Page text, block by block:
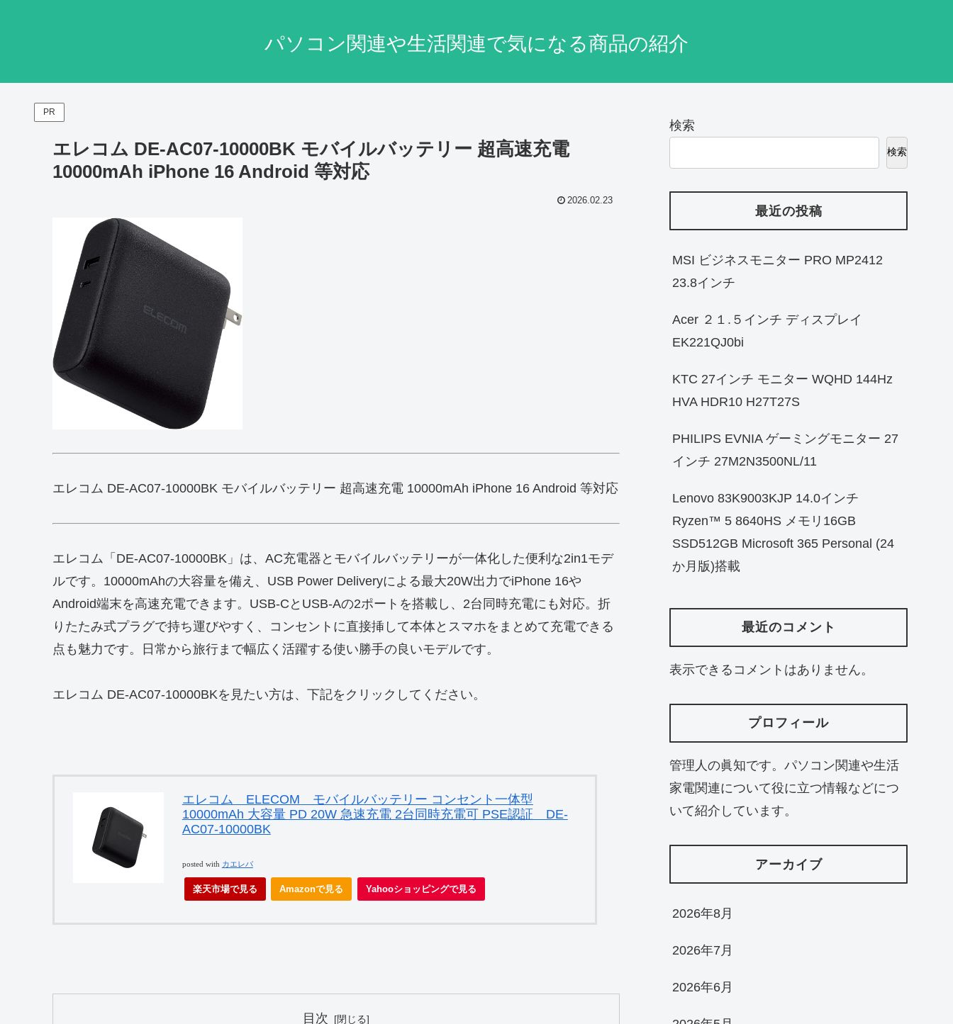
パソコン関連や生活関連で気になる商品の紹介
PR
エレコム DE-AC07-10000BK モバイルバッテリー 超高速充電
10000mAh iPhone 16 Android 等対応
2026.02.23
エレコム DE-AC07-10000BK モバイルバッテリー 超高速充電 10000mAh iPhone 16 Android 等対応
エレコム「DE-AC07-10000BK」は、AC充電器とモバイルバッテリーが一体化した便利な2in1モデ
ルです。10000mAhの大容量を備え、USB Power Deliveryによる最大20W出力でiPhone 16や
Android端末を高速充電できます。USB-CとUSB-Aの2ポートを搭載し、2台同時充電にも対応。折
りたたみ式プラグで持ち運びやすく、コンセントに直接挿して本体とスマホをまとめて充電できる
点も魅力です。日常から旅行まで幅広く活躍する使い勝手の良いモデルです。
エレコム DE-AC07-10000BKを見たい方は、下記をクリックしてください。
エレコム ELECOM モバイルバッテリー コンセント一体型
10000mAh 大容量 PD 20W 急速充電 2台同時充電可 PSE認証 DE-
AC07-10000BK
posted with カエレバ
楽天市場で見る Amazonで見る Yahooショッピングで見る
目次
検索
検索
最近の投稿
MSI ビジネスモニター PRO MP2412
23.8インチ
Acer ２１.５インチ ディスプレイ
EK221QJ0bi
KTC 27インチ モニター WQHD 144Hz
HVA HDR10 H27T27S
PHILIPS EVNIA ゲーミングモニター 27
インチ 27M2N3500NL/11
Lenovo 83K9003KJP 14.0インチ
Ryzen™ 5 8640HS メモリ16GB
SSD512GB Microsoft 365 Personal (24
か月版)搭載
最近のコメント
表示できるコメントはありません。
プロフィール
管理人の眞知です。パソコン関連や生活
家電関連について役に立つ情報などにつ
いて紹介しています。
アーカイブ
2026年8月
2026年7月
2026年6月